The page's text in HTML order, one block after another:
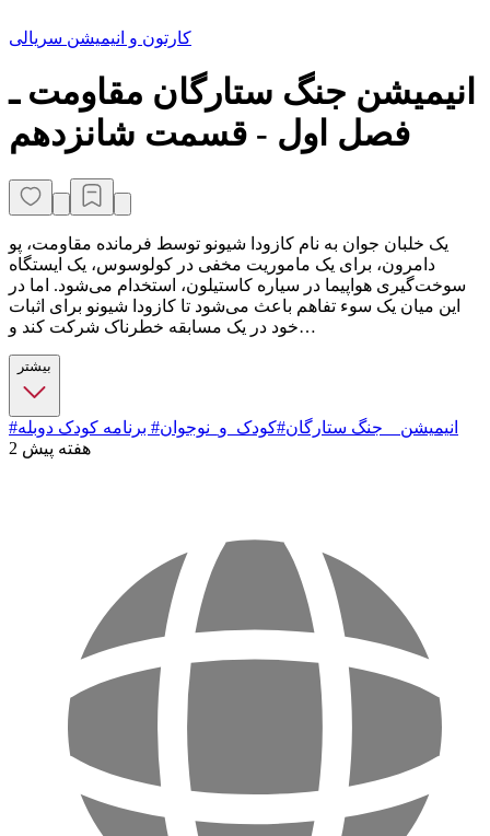
کارتون و انیمیشن سریالی
انیمیشن جنگ ستارگان مقاومت ـ
فصل اول - قسمت شانزدهم
یک خلبان جوان به نام کازودا شیونو توسط فرمانده مقاومت، پو
دامرون، برای یک ماموریت مخفی در کولوسوس، یک ایستگاه
سوخت‌گیری هواپیما در سیاره کاستیلون، استخدام می‌شود. اما در
این میان یک سوء تفاهم باعث می‌شود تا کازودا شیونو برای اثبات
خود در یک مسابقه خطرناک شرکت کند و…
بیشتر
#انیمیشن _ جنگ ستارگان#کودک_و_نوجوان# برنامه کودک دوبله
2 هفته پیش